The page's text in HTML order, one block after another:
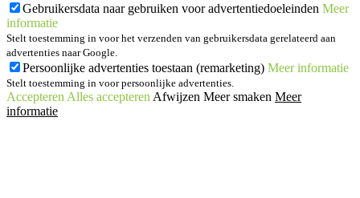
Gebruikersdata naar gebruiken voor advertentiedoeleinden Meer
informatie
Stelt toestemming in voor het verzenden van gebruikersdata gerelateerd aan
advertenties naar Google.
Persoonlijke advertenties toestaan (remarketing) Meer informatie
Stelt toestemming in voor persoonlijke advertenties.
Accepteren Alles accepteren Afwijzen Meer smaken Meer
informatie